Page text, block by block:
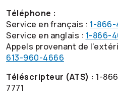
Téléphone :
Service en français : 1-866-
Service en anglais : 1-866-
Appels provenant de
613-960-4666
Téléscripteur (ATS) : 1-
7771